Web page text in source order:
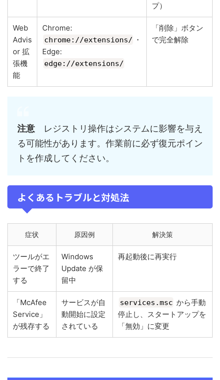
プ）
Web
Advis
or 拡
張機
能
Chrome:
chrome://extensions/ ・
Edge:
edge://extensions/
「削除」ボタン
で完全解除
注意 レジストリ操作はシステムに影響を与え
る可能性があります。作業前に必ず復元ポイン
トを作成してください。
よくあるトラブルと対処法
症状 原因例 解決策
ツールがエ
ラーで終了
する
Windows
Update が保
留中
再起動後に再実行
「McAfee
Service」
が残存する
サービスが自
動開始に設定
されている
services.msc から手動
停止し、スタートアップを
「無効」に変更